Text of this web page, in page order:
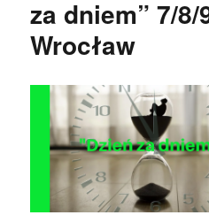
za dniem” 7/8/
Wrocław